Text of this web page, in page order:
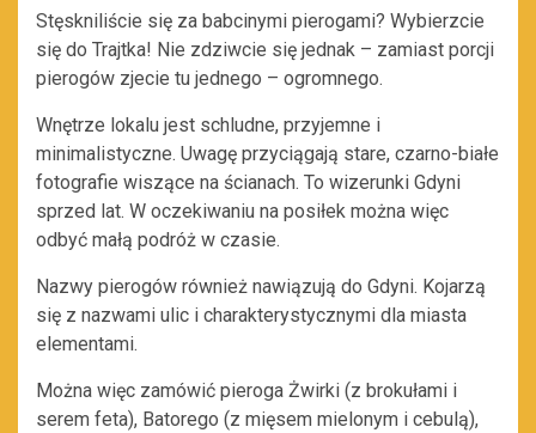
Stęskniliście się za babcinymi pierogami? Wybierzcie
się do Trajtka! Nie zdziwcie się jednak – zamiast porcji
pierogów zjecie tu jednego – ogromnego.
Wnętrze lokalu jest schludne, przyjemne i
minimalistyczne. Uwagę przyciągają stare, czarno-białe
fotografie wiszące na ścianach. To wizerunki Gdyni
sprzed lat. W oczekiwaniu na posiłek można więc
odbyć małą podróż w czasie.
Nazwy pierogów również nawiązują do Gdyni. Kojarzą
się z nazwami ulic i charakterystycznymi dla miasta
elementami.
Można więc zamówić pieroga Żwirki (z brokułami i
serem feta), Batorego (z mięsem mielonym i cebulą),